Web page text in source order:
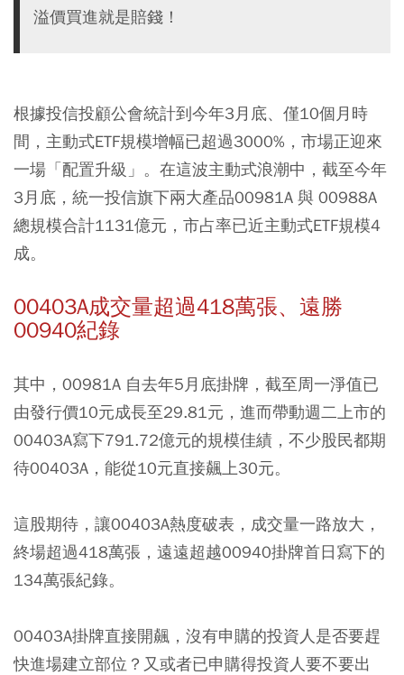
溢價買進就是賠錢！
根據投信投顧公會統計到今年3月底、僅10個月時
間，主動式ETF規模增幅已超過3000%，市場正迎來
一場「配置升級」。在這波主動式浪潮中，截至今年
3月底，統一投信旗下兩大產品00981A 與 00988A
總規模合計1131億元，市占率已近主動式ETF規模4
成。
00403A成交量超過418萬張、遠勝
00940紀錄
其中，00981A 自去年5月底掛牌，截至周一淨值已
由發行價10元成長至29.81元，進而帶動週二上市的
00403A寫下791.72億元的規模佳績，不少股民都期
待00403A，能從10元直接飆上30元。
這股期待，讓00403A熱度破表，成交量一路放大，
終場超過418萬張，遠遠超越00940掛牌首日寫下的
134萬張紀錄。
00403A掛牌直接開飆，沒有申購的投資人是否要趕
快進場建立部位？又或者已申購得投資人要不要出